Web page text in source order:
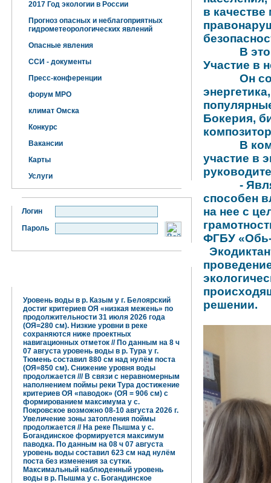
2017 Год экологии в России
Прогноз опасных и неблагоприятных
гидрометеорологических явлений
Опасные явления
ССИ - документы
Пресс-конференции
форум МРО
климат Омска
Конкурс
Вакансии
Карты
Услуги
Логин
Пароль
Уровень воды в р. Казым у г. Белоярский
достиг критериев ОЯ «низкая межень» по
продолжительности 31 июля 2026 года
(ОЯ=280 см). Низкие уровни в реке
сохраняются ниже проектных
навигационных отметок // По данным на 8 ч
07 августа уровень воды в р. Тура у г.
Тюмень составил 880 см над нулём поста
(ОЯ=850 см). Снижение уровня воды
продолжается /// В связи с неравномерным
наполнением поймы реки Тура достижение
критериев ОЯ «паводок» (ОЯ = 906 см) с
формированием максимума у с.
Покровское возможно 08-10 августа 2026 г.
Увеличение зоны затопления поймы
продолжается // На реке Пышма у с.
Богандинское формируется максимум
паводка. По данным на 08 ч 07 августа
уровень воды составил 623 см над нулём
поста без изменения за сутки.
Максимальный наблюденный уровень
воды в р. Пышма у с. Богандинское
в
В этом
Участие в
Он
Бокерия,
В
участие в
-
способен
на нее с
ФГБУ
решении.